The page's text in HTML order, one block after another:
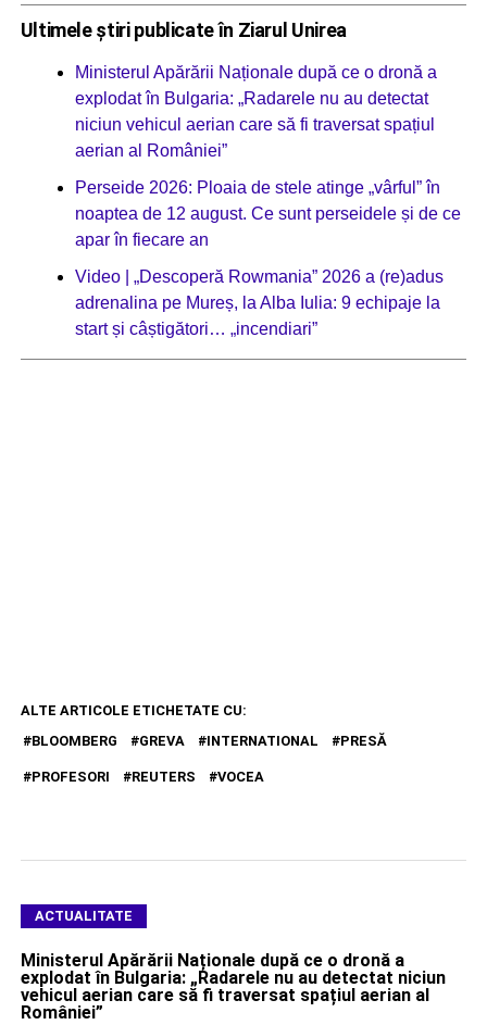
Ultimele știri publicate în Ziarul Unirea
Ministerul Apărării Naționale după ce o dronă a
explodat în Bulgaria: „Radarele nu au detectat
niciun vehicul aerian care să fi traversat spațiul
aerian al României”
Perseide 2026: Ploaia de stele atinge „vârful” în
noaptea de 12 august. Ce sunt perseidele și de ce
apar în fiecare an
Video | „Descoperă Rowmania” 2026 a (re)adus
adrenalina pe Mureș, la Alba Iulia: 9 echipaje la
start și câștigători… „incendiari”
ALTE ARTICOLE ETICHETATE CU:
BLOOMBERG
GREVA INTERNATIONAL PRESĂ
PROFESORI REUTERS VOCEA
ACTUALITATE
Ministerul Apărării Naționale după ce o dronă a
explodat în Bulgaria: „Radarele nu au detectat niciun
vehicul aerian care să fi traversat spațiul aerian al
României”